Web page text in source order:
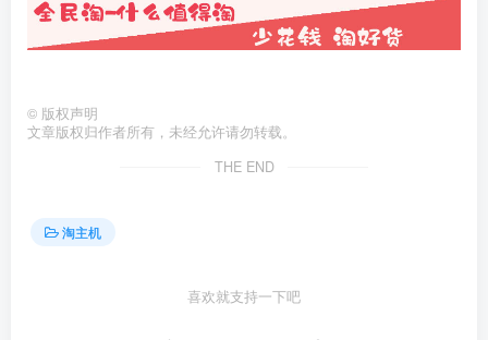
© 版权声明
文章版权归作者所有，未经允许请勿转载。
THE END
淘主机
喜欢就支持一下吧